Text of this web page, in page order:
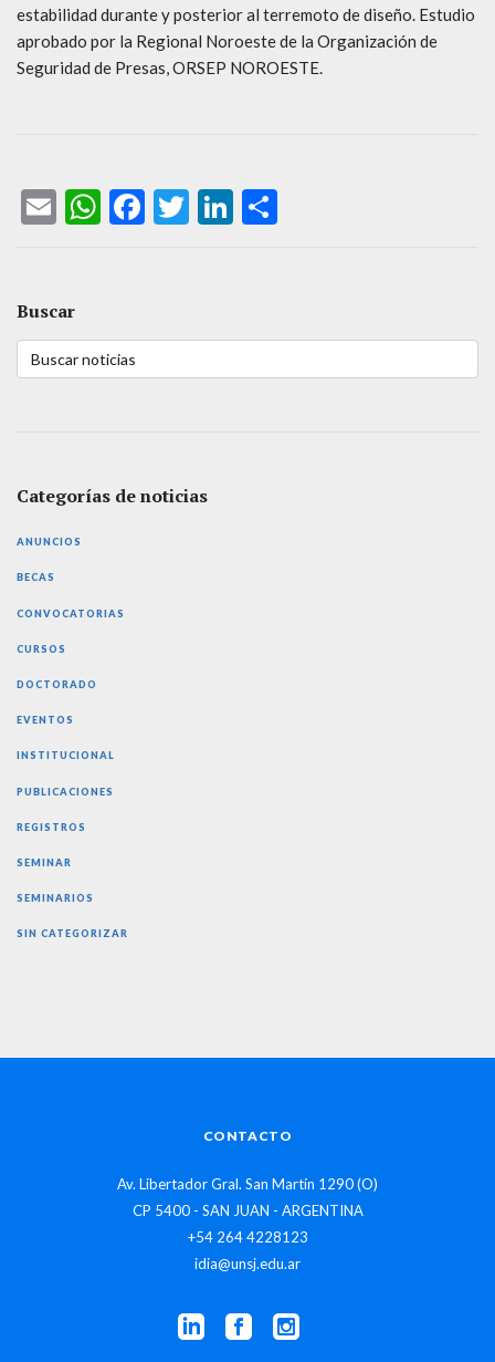
estabilidad durante y posterior al terremoto de diseño. Estudio
aprobado por la Regional Noroeste de la Organización de
Seguridad de Presas, ORSEP NOROESTE.
EmailWhatsApp
Facebook
TwitterLinkedIn
Buscar
Categorías de noticias
ANUNCIOS
BECAS
CONVOCATORIAS
CURSOS
DOCTORADO
EVENTOS
INSTITUCIONAL
PUBLICACIONES
REGISTROS
SEMINAR
SEMINARIOS
SIN CATEGORIZAR
CONTACTO
Av. Libertador Gral. San Martín 1290 (O)
CP 5400 - SAN JUAN - ARGENTINA
+54 264 4228123
idia@unsj.edu.ar